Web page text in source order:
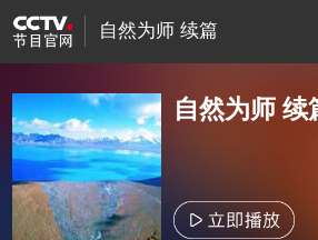
自然为师 续篇
自然为师 续